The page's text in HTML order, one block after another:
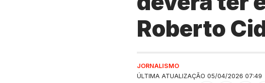
Roberto
ÚLTIMA ATUALIZAÇÃO 05/04/2026 07:49
JORNALISMO